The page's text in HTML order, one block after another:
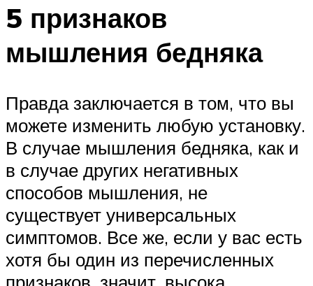
5 признаков
мышления бедняка
Правда заключается в том, что вы
можете изменить любую установку.
В случае мышления бедняка, как и
в случае других негативных
способов мышления, не
существует универсальных
симптомов. Все же, если у вас есть
хотя бы один из перечисленных